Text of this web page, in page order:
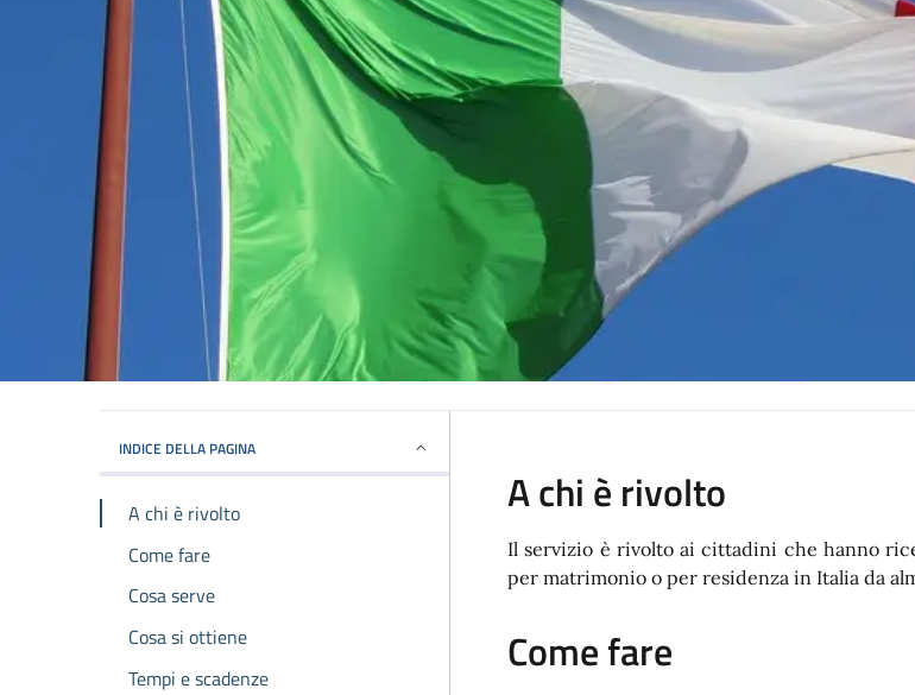
INDICE DELLA PAGINA
A chi è rivolto
Come fare
Cosa serve
Cosa si ottiene
Tempi e scadenze
A chi è rivolto
Il servizio è rivolto ai cittadini che hanno
per matrimonio o per residenza in Italia da
Come fare